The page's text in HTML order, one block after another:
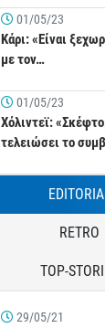
01/05/23
Κάρι: «Είναι
με τον…
01/05/23
Χόλιντεϊ:
τελειώσει το
RETRO
TOP-
29/05/21